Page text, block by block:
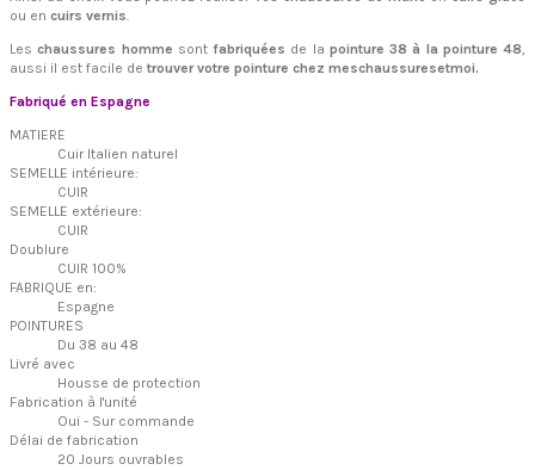
ou en cuirs vernis.
Leschaussures homme sont fabriquées de la pointure 38 à la pointure 48,
aussi il est facile de trouver votre pointure chez meschaussuresetmoi.
Fabriqué en Espagne
MATIERE
Cuir Italien naturel
SEMELLE intérieure:
CUIR
SEMELLE extérieure:
CUIR
Doublure
CUIR 100%
FABRIQUE en:
Espagne
POINTURES
Du 38 au 48
Livré avec
Housse de protection
Fabrication à l'unité
Oui - Sur commande
Délai de fabrication
20 Jours ouvrables